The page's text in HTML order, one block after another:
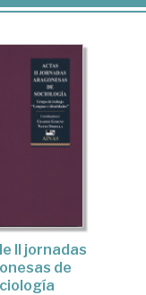
II jornadas
de